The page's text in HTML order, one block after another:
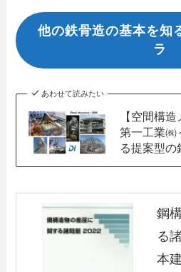
他の鉄骨造の基本を知
ラ
あわせて読みたい
【空間構
第一工業㈱
る提案型の
鋼
る
本